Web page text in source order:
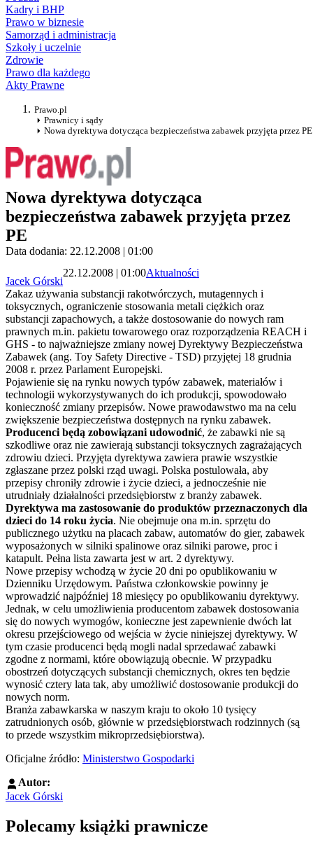
Kadry i BHP
Prawo w biznesie
Samorząd i administracja
Szkoły i uczelnie
Zdrowie
Prawo dla każdego
Akty Prawne
Prawo.pl
Prawnicy i sądy
Nowa dyrektywa dotycząca bezpieczeństwa zabawek przyjęta przez PE
Nowa dyrektywa dotycząca
bezpieczeństwa zabawek przyjęta przez
PE
Data dodania: 22.12.2008 | 01:00
Jacek Górski
22.12.2008 | 01:00Aktualności
Zakaz używania substancji rakotwórczych, mutagennych i
toksycznych, ograniczenie stosowania metali ciężkich oraz
substancji zapachowych, a także dostosowanie do nowych ram
prawnych m.in. pakietu towarowego oraz rozporządzenia REACH i
GHS - to najważniejsze zmiany nowej Dyrektywy Bezpieczeństwa
Zabawek (ang. Toy Safety Directive - TSD) przyjętej 18 grudnia
2008 r. przez Parlament Europejski.
Pojawienie się na rynku nowych typów zabawek, materiałów i
technologii wykorzystywanych do ich produkcji, spowodowało
konieczność zmiany przepisów. Nowe prawodawstwo ma na celu
zwiększenie bezpieczeństwa dostępnych na rynku zabawek.
Producenci będą zobowiązani udowodnić, że zabawki nie są
szkodliwe oraz nie zawierają substancji toksycznych zagrażających
zdrowiu dzieci. Przyjęta dyrektywa zawiera prawie wszystkie
zgłaszane przez polski rząd uwagi. Polska postulowała, aby
przepisy chroniły zdrowie i życie dzieci, a jednocześnie nie
utrudniały działalności przedsiębiorstw z branży zabawek.
Dyrektywa ma zastosowanie do produktów przeznaczonych dla
dzieci do 14 roku życia. Nie obejmuje ona m.in. sprzętu do
publicznego użytku na placach zabaw, automatów do gier, zabawek
wyposażonych w silniki spalinowe oraz silniki parowe, proc i
katapult. Pełna lista zawarta jest w art. 2 dyrektywy.
Nowe przepisy wchodzą w życie 20 dni po opublikowaniu w
Dzienniku Urzędowym. Państwa członkowskie powinny je
wprowadzić najpóźniej 18 miesięcy po opublikowaniu dyrektywy.
Jednak, w celu umożliwienia producentom zabawek dostosowania
się do nowych wymogów, konieczne jest zapewnienie dwóch lat
okresu przejściowego od wejścia w życie niniejszej dyrektywy. W
tym czasie producenci będą mogli nadal sprzedawać zabawki
zgodne z normami, które obowiązują obecnie. W przypadku
obostrzeń dotyczących substancji chemicznych, okres ten będzie
wynosić cztery lata tak, aby umożliwić dostosowanie produkcji do
nowych norm.
Branża zabawkarska w naszym kraju to około 10 tysięcy
zatrudnionych osób, głównie w przedsiębiorstwach rodzinnych (są
to przede wszystkim mikroprzedsiębiorstwa).
Oficjalne źródło: Ministerstwo Gospodarki
Autor:
Jacek Górski
Polecamy książki prawnicze